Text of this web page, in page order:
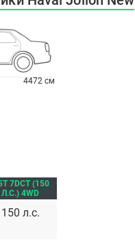
4472 см
7DCT (150
Л.С.) 4WD
150 л.с.